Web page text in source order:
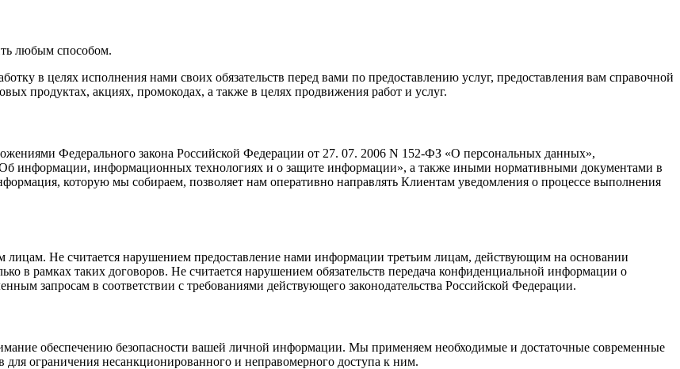
любым способом.
в целях исполнения нами своих обязательств перед вами по предоставлению услуг, предоставления вам справочной
продуктах, акциях, промокодах, а также в целях продвижения работ и услуг.
Федерального закона Российской Федерации от 27. 07. 2006 N 152-ФЗ «О персональных данных»,
информации, информационных технологиях и о защите информации», а также иными нормативными документами в
которую мы собираем, позволяет нам оперативно направлять Клиентам уведомления о процессе выполнения
Не считается нарушением предоставление нами информации третьим лицам, действующим на основании
в рамках таких договоров. Не считается нарушением обязательств передача конфиденциальной информации о
запросам в соответствии с требованиями действующего законодательства Российской Федерации.
обеспечению безопасности вашей личной информации. Мы применяем необходимые и достаточные современные
ограничения несанкционированного и неправомерного доступа к ним.